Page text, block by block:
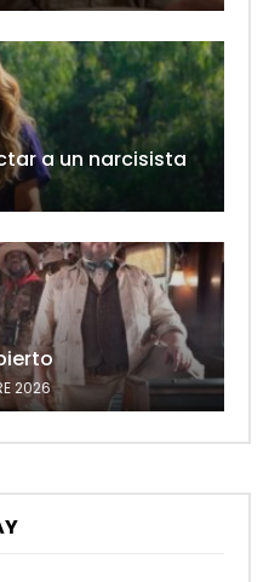
a un narcisista
2026